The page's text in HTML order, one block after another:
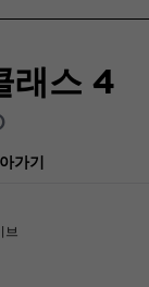
래스 4
가기
브